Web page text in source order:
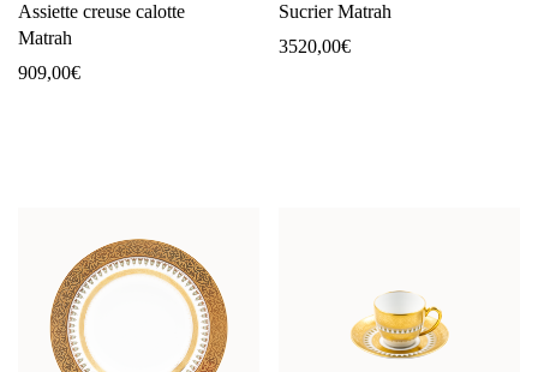
Assiette creuse calotte
Matrah
909,00€
Sucrier Matrah
3520,00€